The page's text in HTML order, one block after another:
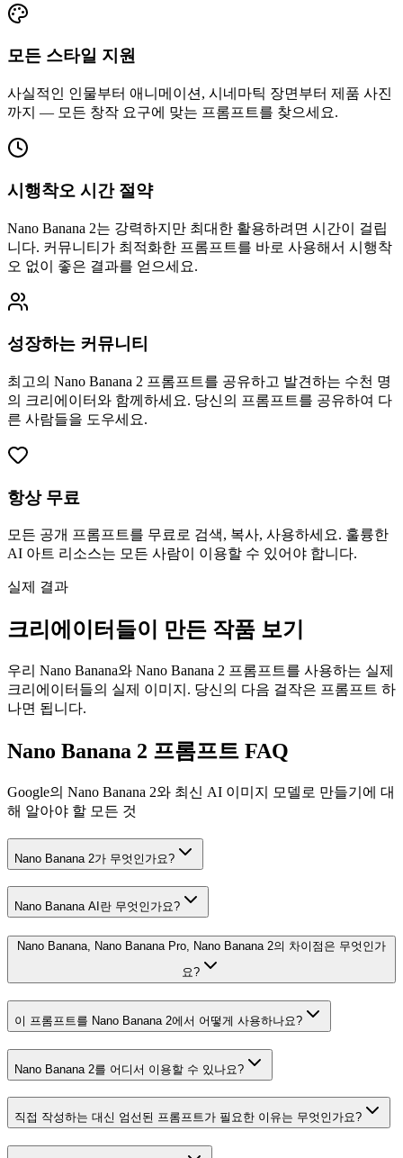
모든 스타일 지원
사실적인 인물부터 애니메이션, 시네마틱 장면부터 제품 사진
까지 — 모든 창작 요구에 맞는 프롬프트를 찾으세요.
시행착오 시간 절약
Nano Banana 2는 강력하지만 최대한 활용하려면 시간이 걸립
니다. 커뮤니티가 최적화한 프롬프트를 바로 사용해서 시행착
오 없이 좋은 결과를 얻으세요.
성장하는 커뮤니티
최고의 Nano Banana 2 프롬프트를 공유하고 발견하는 수천 명
의 크리에이터와 함께하세요. 당신의 프롬프트를 공유하여 다
른 사람들을 도우세요.
항상 무료
모든 공개 프롬프트를 무료로 검색, 복사, 사용하세요. 훌륭한
AI 아트 리소스는 모든 사람이 이용할 수 있어야 합니다.
실제 결과
크리에이터들이 만든 작품 보기
우리 Nano Banana와 Nano Banana 2 프롬프트를 사용하는 실제
크리에이터들의 실제 이미지. 당신의 다음 걸작은 프롬프트 하
나면 됩니다.
Nano Banana 2 프롬프트 FAQ
Google의 Nano Banana 2와 최신 AI 이미지 모델로 만들기에 대
해 알아야 할 모든 것
Nano Banana 2가 무엇인가요?
Nano Banana AI란 무엇인가요?
Nano Banana, Nano Banana Pro, Nano Banana 2의 차이점은 무엇인가
요?
이 프롬프트를 Nano Banana 2에서 어떻게 사용하나요?
Nano Banana 2를 어디서 이용할 수 있나요?
직접 작성하는 대신 엄선된 프롬프트가 필요한 이유는 무엇인가요?